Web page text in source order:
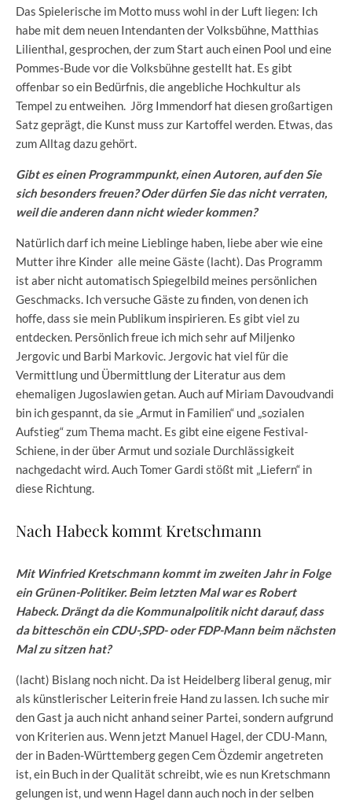
Das Spielerische im Motto muss wohl in der Luft liegen: Ich
habe mit dem neuen Intendanten der Volksbühne, Matthias
Lilienthal, gesprochen, der zum Start auch einen Pool und eine
Pommes-Bude vor die Volksbühne gestellt hat. Es gibt
offenbar so ein Bedürfnis, die angebliche Hochkultur als
Tempel zu entweihen. Jörg Immendorf hat diesen großartigen
Satz geprägt, die Kunst muss zur Kartoffel werden. Etwas, das
zum Alltag dazu gehört.
Gibt es einen Programmpunkt, einen Autoren, auf den Sie
sich besonders freuen? Oder dürfen Sie das nicht verraten,
weil die anderen dann nicht wieder kommen?
Natürlich darf ich meine Lieblinge haben, liebe aber wie eine
Mutter ihre Kinder alle meine Gäste (lacht). Das Programm
ist aber nicht automatisch Spiegelbild meines persönlichen
Geschmacks. Ich versuche Gäste zu finden, von denen ich
hoffe, dass sie mein Publikum inspirieren. Es gibt viel zu
entdecken. Persönlich freue ich mich sehr auf Miljenko
Jergovic und Barbi Markovic. Jergovic hat viel für die
Vermittlung und Übermittlung der Literatur aus dem
ehemaligen Jugoslawien getan. Auch auf Miriam Davoudvandi
bin ich gespannt, da sie „Armut in Familien“ und „sozialen
Aufstieg“ zum Thema macht. Es gibt eine eigene Festival-
Schiene, in der über Armut und soziale Durchlässigkeit
nachgedacht wird. Auch Tomer Gardi stößt mit „Liefern“ in
diese Richtung.
Nach Habeck kommt Kretschmann
Mit Winfried Kretschmann kommt im zweiten Jahr in Folge
ein Grünen-Politiker. Beim letzten Mal war es Robert
Habeck. Drängt da die Kommunalpolitik nicht darauf, dass
da bitteschön ein CDU-,SPD- oder FDP-Mann beim nächsten
Mal zu sitzen hat?
(lacht) Bislang noch nicht. Da ist Heidelberg liberal genug, mir
als künstlerischer Leiterin freie Hand zu lassen. Ich suche mir
den Gast ja auch nicht anhand seiner Partei, sondern aufgrund
von Kriterien aus. Wenn jetzt Manuel Hagel, der CDU-Mann,
der in Baden-Württemberg gegen Cem Özdemir angetreten
ist, ein Buch in der Qualität schreibt, wie es nun Kretschmann
gelungen ist, und wenn Hagel dann auch noch in der selben